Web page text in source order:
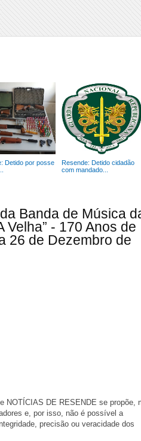
Detido por posse
Resende: Detido cidadão
com mandado...
Banda de Música
Velha” - 170 Anos de
26 de Dezembro de
NOTÍCIAS DE RESENDE se propõe,
e, por isso, não é possível a
precisão ou veracidade dos